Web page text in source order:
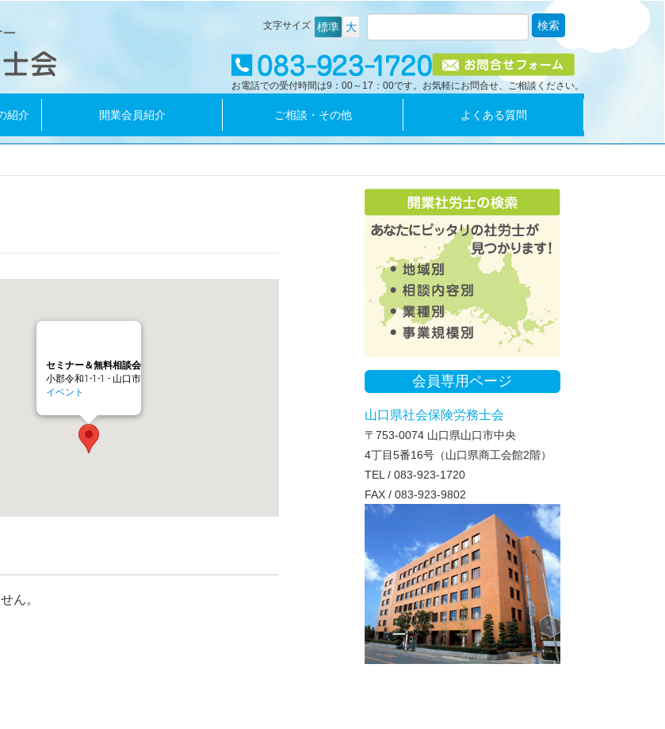
文字サイズ 標準 大
お電話での受付時間は9：00～17：00です。お気軽にお問合せ、ご相談ください。
紹介 開業会員紹介 ご相談・その他 よくある質問
セミナー＆無料相談会
小郡令和1-1-1 - 山口市
イベント
ん。
会員専用ページ
山口県社会保険労務士会
〒753-0074 山口県山口市中央
4丁目5番16号（山口県商工会館2階）
TEL / 083-923-1720
FAX / 083-923-9802